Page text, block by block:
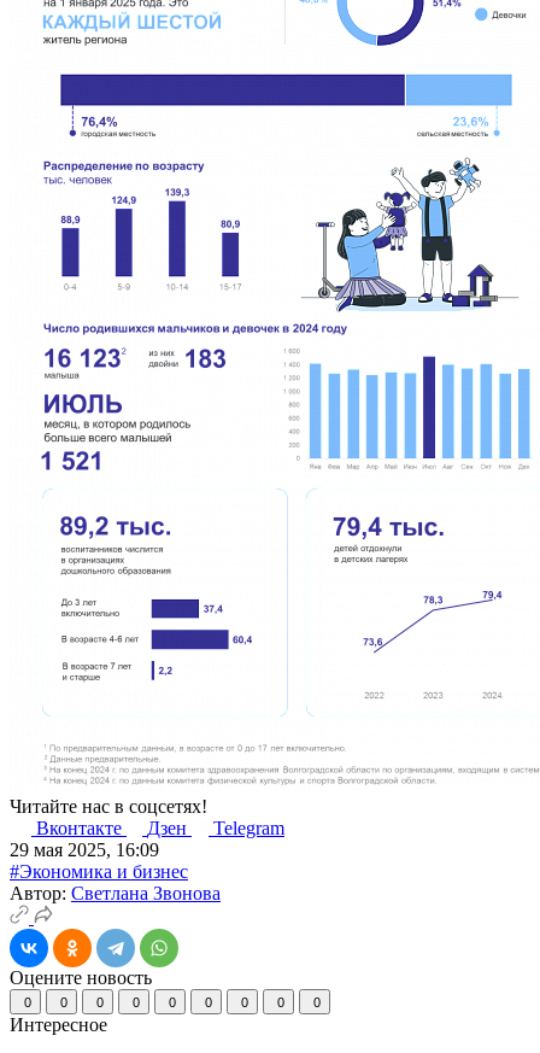
Читайте нас в соцсетях!
Вконтакте
Дзен
Telegram
29 мая 2025, 16:09
#Экономика и бизнес
Автор: Светлана Звонова
Оцените новость
0 0 0 0 0 0 0 0 0
Интересное